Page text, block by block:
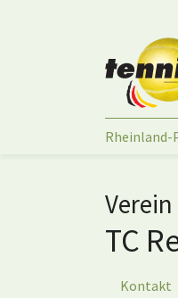
Sie sind hier:
Rheinland-
Verein
TC
Kontakt